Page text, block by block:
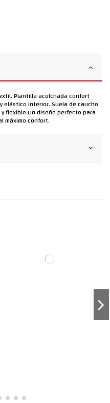
Plantilla acolchada confort
elástico interior. Suela de caucho
flexible.Un diseño perfecto para
máximo confort.